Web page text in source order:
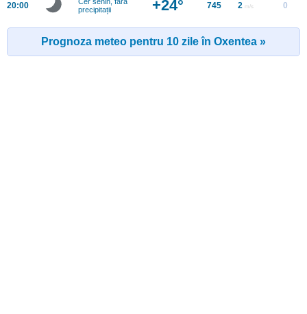
20:00
precipitații
+24° 745 2 m/s 0
Prognoza meteo pentru 10 zile în Oxentea »